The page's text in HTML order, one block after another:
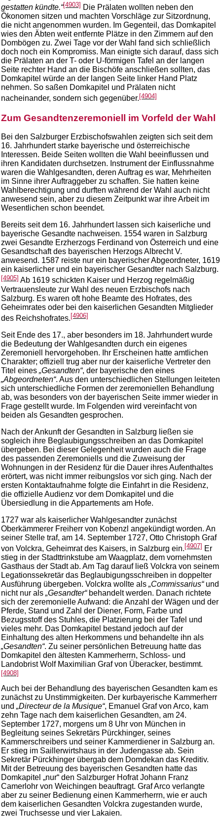
gestatten kündte.“[4903] Die Prälaten wollten neben den
Ökonomen sitzen und machten Vorschläge zur Sitzordnung,
die nicht angenommen wurden. Im Gegenteil, das Domkapitel
wies den Äbten weit entfernte Plätze in den Zimmern auf den
Dombögen zu. Zwei Tage vor der Wahl fand sich schließlich
doch noch ein Kompromiss. Man einigte sich darauf, dass sich
die Prälaten an der T- oder U-förmigen Tafel an der langen
Seite rechter Hand an die Bischöfe anschließen sollten, das
Domkapitel würde an der langen Seite linker Hand Platz
nehmen. So saßen Domkapitel und Prälaten nicht
nacheinander, sondern sich gegenüber.[4904]
Zum Gesandtenzeremoniell im Vorfeld der Wahl
Bei den Salzburger Erzbischofswahlen zeigten sich seit dem
16. Jahrhundert starke bayerische und österreichische
Interessen. Beide Seiten wollten die Wahl beeinflussen und
ihren Kandidaten durchsetzen. Instrument der Einflussnahme
waren die Wahlgesandten, deren Auftrag es war, Mehrheiten
im Sinne ihrer Auftraggeber zu schaffen. Sie hatten keine
Wahlberechtigung und durften während der Wahl auch nicht
anwesend sein, aber zu diesem Zeitpunkt war ihre Arbeit im
Wesentlichen schon beendet.
Bereits seit dem 16. Jahrhundert lassen sich kaiserliche und
bayerische Gesandte nachweisen. 1554 waren in Salzburg
zwei Gesandte Erzherzogs Ferdinand von Österreich und eine
Gesandtschaft des bayerischen Herzogs Albrecht V.
anwesend. 1587 reiste nur ein bayerischer Abgeordneter, 1619
ein kaiserlicher und ein bayerischer Gesandter nach Salzburg.
[4905] Ab 1619 schickten Kaiser und Herzog regelmäßig
Vertrauensleute zur Wahl des neuen Erzbischofs nach
Salzburg. Es waren oft hohe Beamte des Hofrates, des
Geheimrates oder bei den kaiserlichen Gesandten Mitglieder
des Reichshofrates.[4906]
Seit Ende des 17., aber besonders im 18. Jahrhundert wurde
die Bedeutung der Wahlgesandten durch ein eigenes
Zeremoniell hervorgehoben. Ihr Erscheinen hatte amtlichen
Charakter; offiziell trug aber nur der kaiserliche Vertreter den
Titel eines „Gesandten“, der bayerische den eines
„Abgeordneten“. Aus den unterschiedlichen Stellungen leiteten
sich unterschiedliche Formen der zeremoniellen Behandlung
ab, was besonders von der bayerischen Seite immer wieder in
Frage gestellt wurde. Im Folgenden wird vereinfacht von
beiden als Gesandten gesprochen.
Nach der Ankunft der Gesandten in Salzburg ließen sie
sogleich ihre Beglaubigungsschreiben an das Domkapitel
übergeben. Bei dieser Gelegenheit wurden auch die Frage
des passenden Zeremoniells und die Zuweisung der
Wohnungen in der Residenz für die Dauer ihres Aufenthaltes
erörtert, was nicht immer reibungslos vor sich ging. Nach der
ersten Kontaktaufnahme folgte die Einfahrt in die Residenz,
die offizielle Audienz vor dem Domkapitel und die
Übersiedlung in die Appartements am Hofe.
1727 war als kaiserlicher Wahlgesandter zunächst
Oberkämmerer Freiherr von Kobenzl angekündigt worden. An
seiner Stelle traf, am 14. September 1727, Otto Christoph Graf
von Volckra, Geheimrat des Kaisers, in Salzburg ein. [4907] Er
stieg in der Stadttrinkstube am Waagplatz, dem vornehmsten
Gasthaus der Stadt ab. Am Tag darauf ließ Volckra von seinem
Legationssekretär das Beglaubigungsschreiben in doppelter
Ausführung übergeben. Volckra wollte als „Commissarius“und
nicht nur als „Gesandter“behandelt werden. Danach richtete
sich der zeremonielle Aufwand: die Anzahl der Wägen und der
Pferde, Stand und Zahl der Diener, Form, Farbe und
Bezugsstoff des Stuhles, die Platzierung bei der Tafel und
vieles mehr. Das Domkapitel bestand jedoch auf der
Einhaltung des alten Herkommens und behandelte ihn als
„Gesandten“. Zu seiner persönlichen Betreuung hatte das
Domkapitel den ältesten Kammerherrn, Schloss- und
Landobrist Wolf Maximilian Graf von Überacker, bestimmt.
[4908]
Auch bei der Behandlung des bayerischen Gesandten kam es
zunächst zu Unstimmigkeiten. Der kurbayerische Kammerherr
und „Directeur de la Musique“, Emanuel Graf von Arco, kam
zehn Tage nach dem kaiserlichen Gesandten, am 24.
September 1727, morgens um 8 Uhr von München in
Begleitung seines Sekretärs Pürckhinger, seines
Kammerschreibers und seiner Kammerdiener in Salzburg an.
Er stieg im Saillerwirtshaus in der Judengasse ab. Sein
Sekretär Pürckhinger übergab dem Domdekan das Kreditiv.
Mit der Betreuung des bayerischen Gesandten hatte das
Domkapitel „nur“ den Salzburger Hofrat Johann Franz
Camerlohr von Weichingen beauftragt. Graf Arco verlangte
aber zu seiner Bedienung einen Kammerherrn, wie er auch
dem kaiserlichen Gesandten Volckra zugestanden wurde,
zwei Truchsesse und vier Lakaien.